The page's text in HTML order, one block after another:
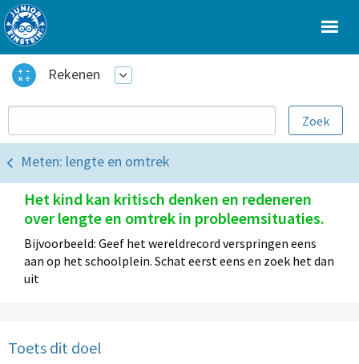
Rekenen
Meten: lengte en omtrek
Het kind kan kritisch denken en redeneren
over lengte en omtrek in probleemsituaties.
Bijvoorbeeld: Geef het wereldrecord verspringen eens
aan op het schoolplein. Schat eerst eens en zoek het dan
uit
Toets dit doel